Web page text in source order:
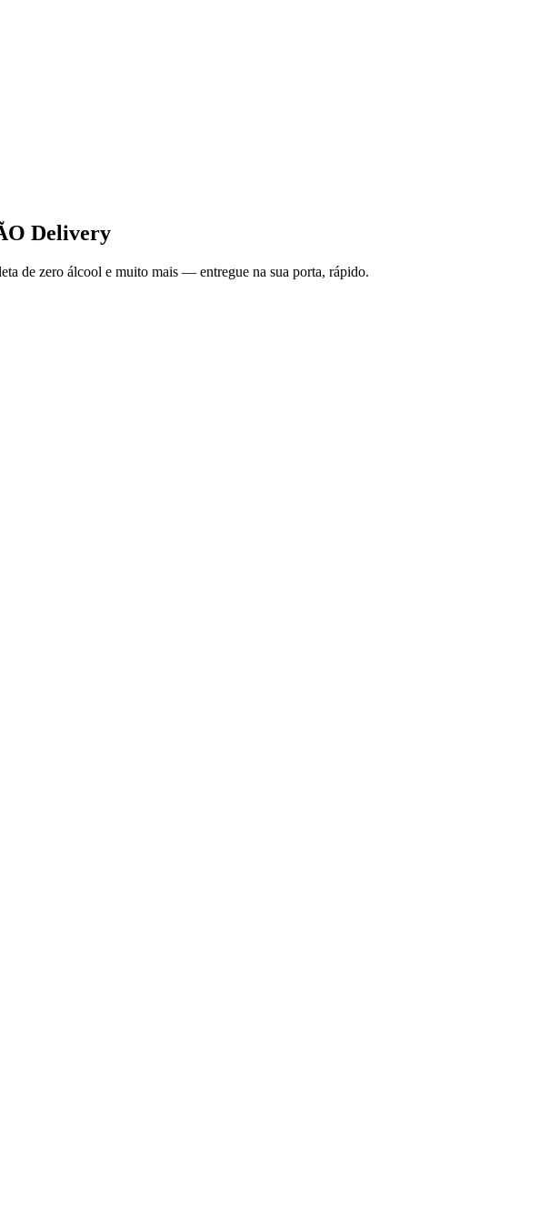
Delivery
de zero álcool e muito mais — entregue na sua porta, rápido.